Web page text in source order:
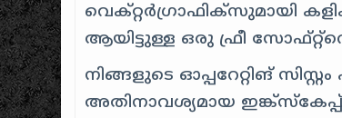
വെക്റ്റർഗ്രാഫിക്സുമായി
ആയിട്ടുള്ള ഒരു ഫ്രീ
നിങ്ങളുടെ ഓപ്പറേറ്റിങ്
അതിനാവശ്യമായ